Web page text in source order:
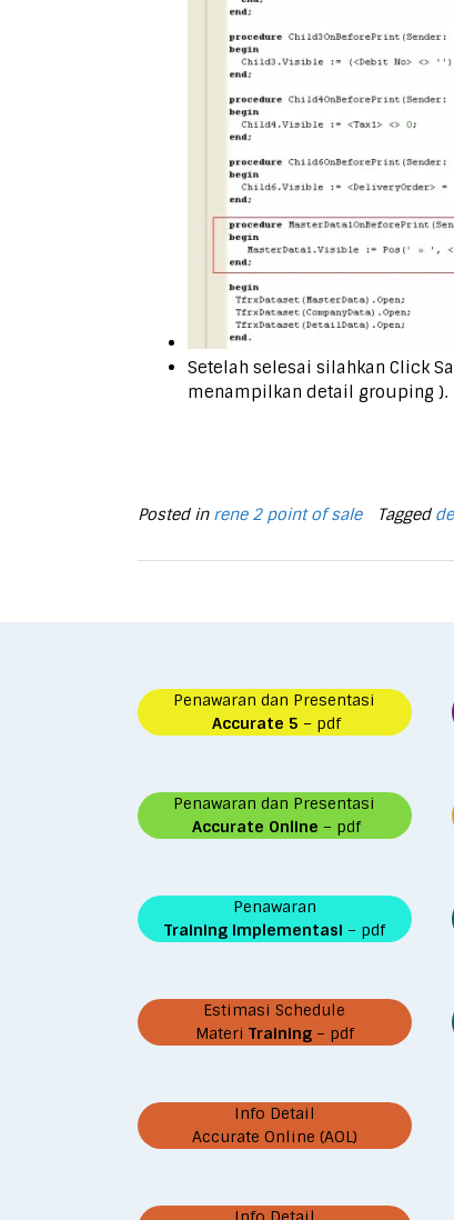
Setelah selesai silahkan Click
menampilkan detail grouping ).
Posted in rene 2 point of sale Tagged
Penawaran dan Presentasi
Accurate 5 – pdf
Penawaran dan Presentasi
Accurate Online – pdf
Penawaran
Training Implementasi – pdf
Estimasi Schedule
Materi Training – pdf
Info Detail
Accurate Online (AOL)